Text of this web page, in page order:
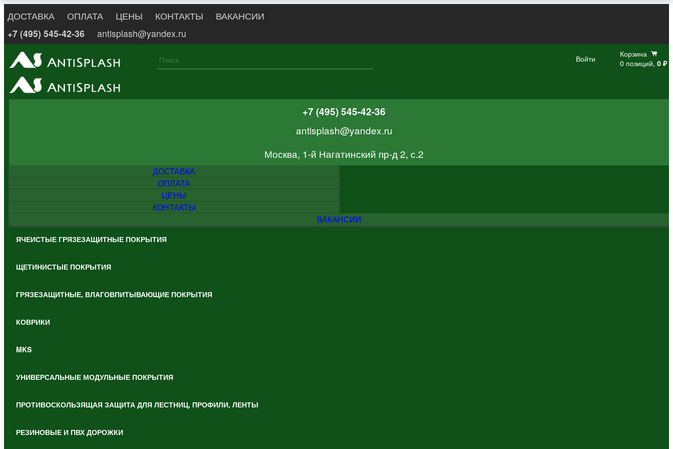
ДОСТАВКА ОПЛАТА ЦЕНЫ КОНТАКТЫ
ВАКАНСИИ
+7 (495) 545-42-36
antisplash@yandex.ru
Войти
Корзина
0 позиций, 0 ₽
+7 (495) 545-42-36
antisplash@yandex.ru
Москва, 1-й Нагатинский пр-д 2, с.2
ДОСТАВКА
ОПЛАТА
ЦЕНЫ
КОНТАКТЫ
ВАКАНСИИ
ЯЧЕИСТЫЕ ГРЯЗЕЗАЩИТНЫЕ ПОКРЫТИЯ
ЩЕТИНИСТЫЕ ПОКРЫТИЯ
ГРЯЗЕЗАЩИТНЫЕ, ВЛАГОВПИТЫВАЮЩИЕ ПОКРЫТИЯ
КОВРИКИ
MKS
УНИВЕРСАЛЬНЫЕ МОДУЛЬНЫЕ ПОКРЫТИЯ
ПРОТИВОСКОЛЬЗЯЩАЯ ЗАЩИТА ДЛЯ ЛЕСТНИЦ, ПРОФИЛИ, ЛЕНТЫ
РЕЗИНОВЫЕ И ПВХ ДОРОЖКИ